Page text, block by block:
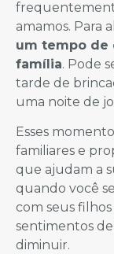
amamos. Para
um tempo de
família. Pode
tarde de
uma noite de
Esses
familiares e
que ajudam a
quando você
com seus
sentimentos
diminuir.